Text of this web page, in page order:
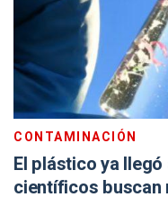
CONTAMINACIÓN
El plástico ya
científicos buscan